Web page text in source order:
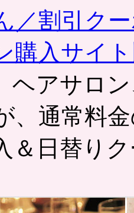
／割引ク
購入サイ
ヘアサロ
、通常料
＆日替り